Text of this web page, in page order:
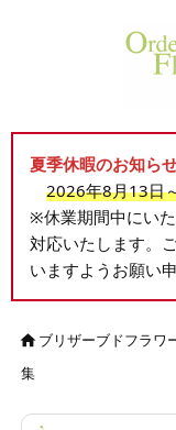
夏季休暇のお知ら
2026年8月13日
※休業期間中にい
対応いたします。
いますようお願い
ブリザーブドフラワ
集